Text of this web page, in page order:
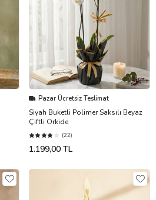
Pazar Ücretsiz Teslimat
Siyah Buketli Polimer Saksılı Beyaz
Çiftli Orkide
(22)
1.199,00 TL